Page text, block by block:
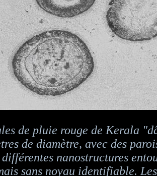
de pluie rouge de Kerala
de diamètre, avec des
différentes nanostructures
sans noyau identifiable.